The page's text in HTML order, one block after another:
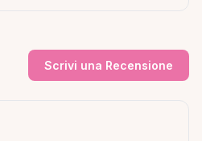
Scrivi una Recensione